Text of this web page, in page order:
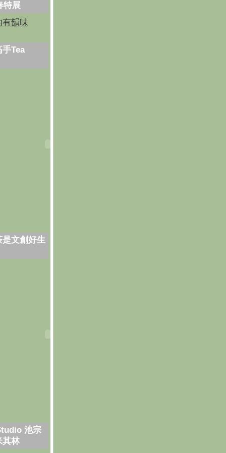
特展
有韻味
Tea
文創好生
池宗
其林